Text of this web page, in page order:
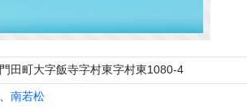
門田町大字飯寺字村東字村東1080-4
南若松